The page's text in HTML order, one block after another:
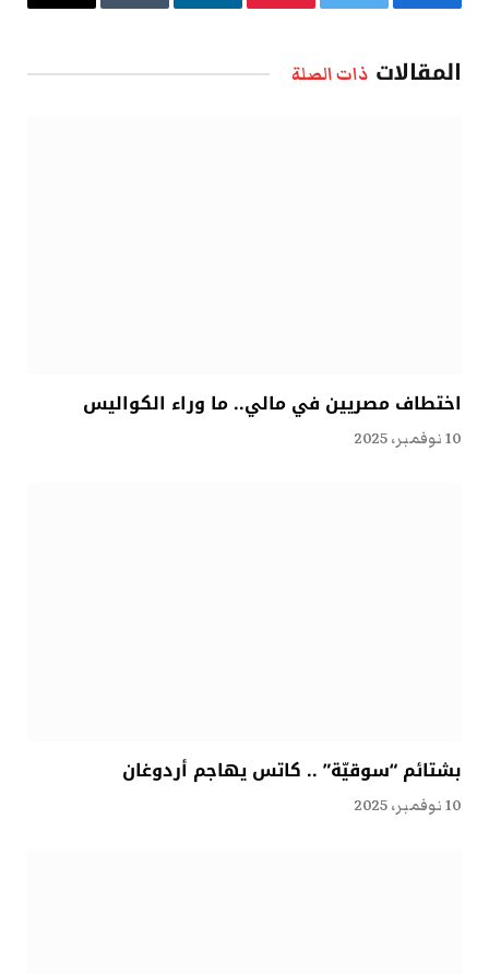
فيسبوك تويتر بينتيريستلينكدإن Tumblr
البريد
المقالات ذات الصلة
اختطاف مصريين في مالي.. ما وراء الكواليس
10 نوفمبر، 2025
بشتائم “سوقيّة” .. كاتس يهاجم أردوغان
10 نوفمبر، 2025